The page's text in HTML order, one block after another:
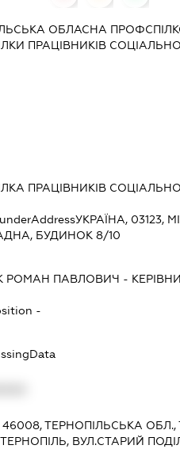
ОБЛАСНА
ПРАЦІВНИКІВ
ПРАЦІВНИКІВ
УКРАЇНА, 03123,
БУДИНОК 8/10
ПАВЛОВИЧ -
-
46008, ТЕРНОПІЛЬСЬКА
ВУЛ.СТАРИЙ